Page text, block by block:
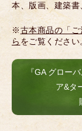
本、版画、建築書
※古本商品の「
らをご覧ください
『GA グロー
ア&タ